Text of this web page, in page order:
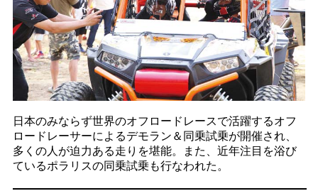
日本のみならず世界のオフロードレースで活躍するオフ
ロードレーサーによるデモラン＆同乗試乗が開催され、
多くの人が迫力ある走りを堪能。また、近年注目を浴び
ているポラリスの同乗試乗も行なわれた。